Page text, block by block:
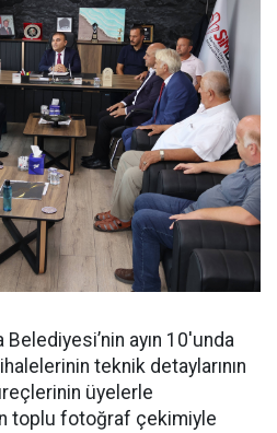
Belediyesi’nin ayın 10'unda
teknik detaylarının
üyelerle
toplu fotoğraf çekimiyle